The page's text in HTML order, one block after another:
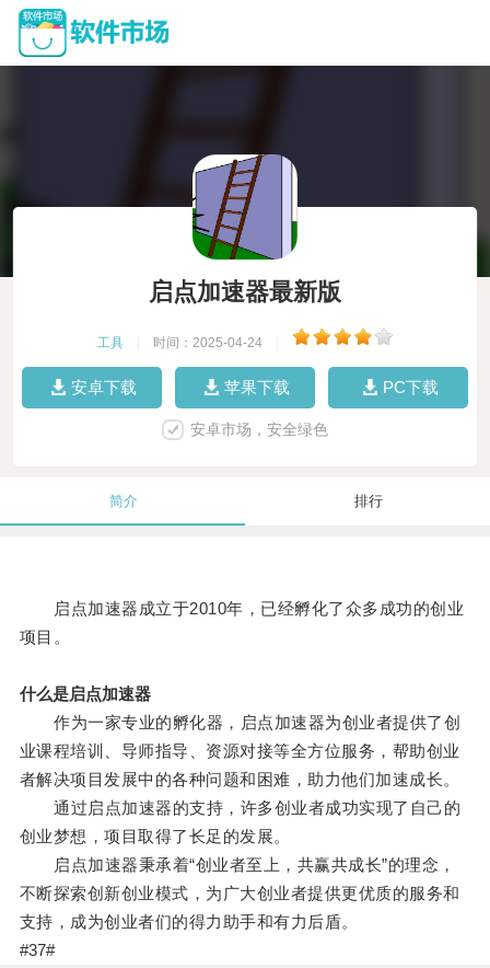
启点加速器最新版
工具 时间：2025-04-24
安卓下载 苹果下载 PC下载
安卓市场，安全绿色
简介 排行
启点加速器成立于2010年，已经孵化了众多成功的创业
项目。
什么是启点加速器
作为一家专业的孵化器，启点加速器为创业者提供了创
业课程培训、导师指导、资源对接等全方位服务，帮助创业
者解决项目发展中的各种问题和困难，助力他们加速成长。
通过启点加速器的支持，许多创业者成功实现了自己的
创业梦想，项目取得了长足的发展。
启点加速器秉承着“创业者至上，共赢共成长”的理念，
不断探索创新创业模式，为广大创业者提供更优质的服务和
支持，成为创业者们的得力助手和有力后盾。
#37#